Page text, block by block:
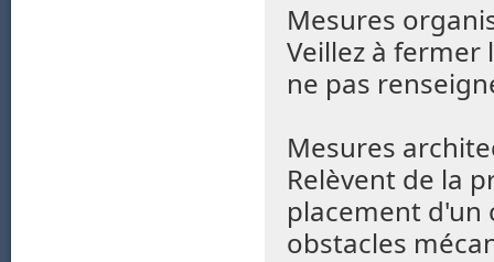
Mesures
Veillez à fermer
ne pas
Mesures
Relèvent de la
placement d'un
obstacles